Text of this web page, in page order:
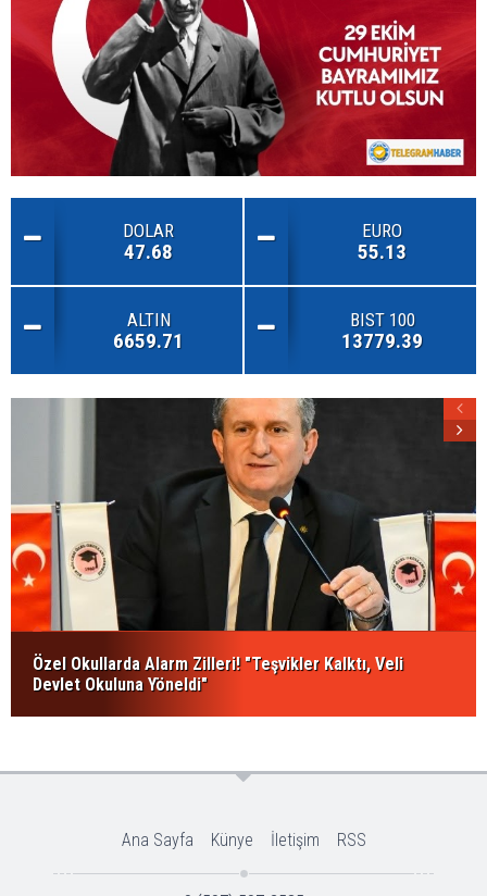
DOLAR
47.68
EURO
55.13
ALTIN
6659.71
BIST 100
13779.39
Özel Okullarda Alarm Zilleri! "Teşvikler Kalktı, Veli
Devlet Okuluna Yöneldi"
Ana Sayfa Künye İletişim RSS